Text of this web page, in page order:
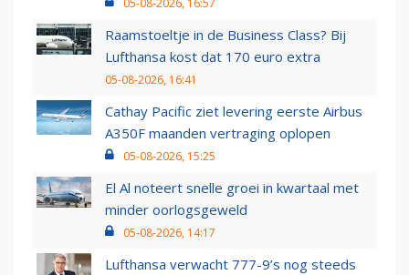
05-08-2026, 16:57
Raamstoeltje in de Business Class? Bij
Lufthansa kost dat 170 euro extra
05-08-2026, 16:41
Cathay Pacific ziet levering eerste Airbus
A350F maanden vertraging oplopen
05-08-2026, 15:25
El Al noteert snelle groei in kwartaal met
minder oorlogsgeweld
05-08-2026, 14:17
Lufthansa verwacht 777-9’s nog steeds